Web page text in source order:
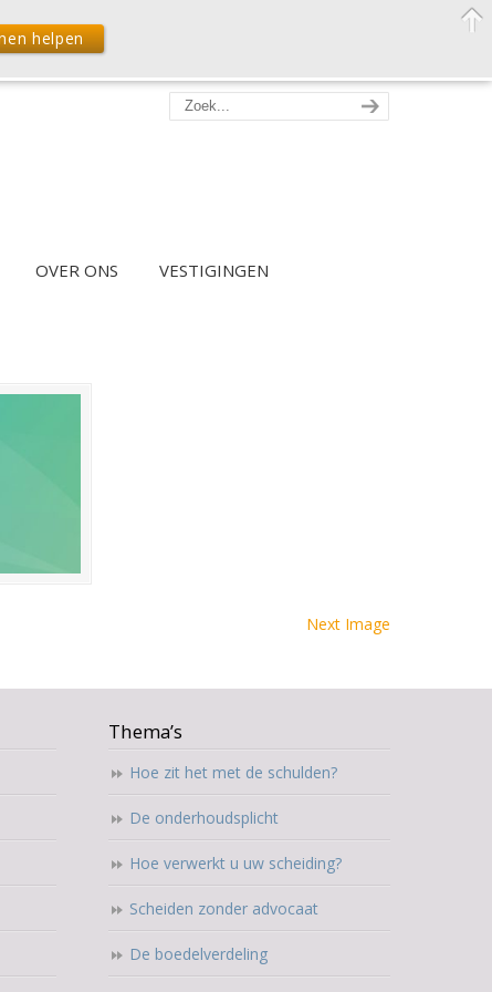
OVER ONS VESTIGINGEN
Next Image
Thema’s
Hoe zit het met de schulden?
De onderhoudsplicht
Hoe verwerkt u uw scheiding?
Scheiden zonder advocaat
De boedelverdeling
helpen